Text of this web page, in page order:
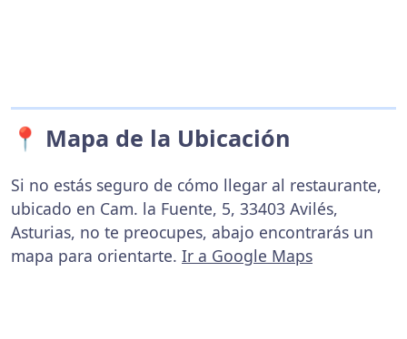
📍 Mapa de la Ubicación
Si no estás seguro de cómo llegar al restaurante,
ubicado en Cam. la Fuente, 5, 33403 Avilés,
Asturias, no te preocupes, abajo encontrarás un
mapa para orientarte. Ir a Google Maps